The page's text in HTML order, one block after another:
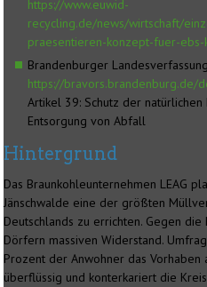
https://www.euwid-
recycling.de/news/wirtschaft/
praesentieren-konzept-fuer-
Brandenburger Landesverfassung
https://bravors.brandenburg.de/
Artikel 39: Schutz der
Entsorgung von Abfall
Hintergrund
Das Braunkohleunternehmen LEAG
Jänschwalde eine der größten
Deutschlands zu errichten. Gegen
Dörfern massiven Widerstand.
Prozent der Anwohner das Vorhaben
überflüssig und konterkariert die